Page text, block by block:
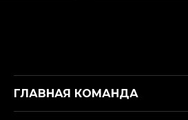
ГЛАВНАЯ КОМАНДА